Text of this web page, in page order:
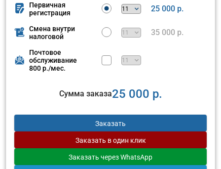
Первичная
регистрация
25 000 р.
Смена внутри
налоговой
35 000 р.
Почтовое
обслуживание
800 р./мес.
Сумма заказа25 000 р.
Заказать
Заказать в один клик
Заказать через WhatsApp